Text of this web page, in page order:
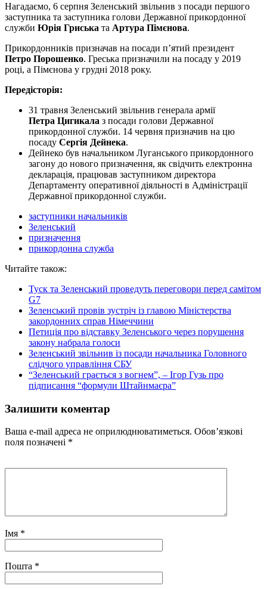
Нагадаємо, 6 серпня Зеленський звільнив з посади першого
заступника та заступника голови Державної прикордонної
служби Юрія Гриська та Артура Пімєнова.
Прикордонників призначав на посади п’ятий президент
Петро Порошенко. Греська призначили на посаду у 2019
році, а Пімєнова у грудні 2018 року.
Передісторія:
31 травня Зеленський звільнив генерала армії
Петра Цигикала з посади голови Державної
прикордонної служби. 14 червня призначив на цю
посаду Сергія Дейнека.
Дейнеко був начальником Луганського прикордонного
загону до нового призначення, як свідчить електронна
декларація, працював заступником директора
Департаменту оперативної діяльності в Адміністрації
Державної прикордонної служби.
заступники начальників
Зеленський
призначення
прикордонна служба
Читайте також:
Туск та Зеленський проведуть переговори перед самітом
G7
Зеленський провів зустріч із главою Міністерства
закордонних справ Німеччини
Петиція про відставку Зеленського через порушення
закону набрала голоси
Зеленський звільнив із посади начальника Головного
слідчого управління СБУ
“Зеленський грається з вогнем”, – Ігор Гузь про
підписання “формули Штайнмаєра”
Залишити коментар
Ваша e-mail адреса не оприлюднюватиметься. Обов’язкові
поля позначені *
Імя *
Пошта *